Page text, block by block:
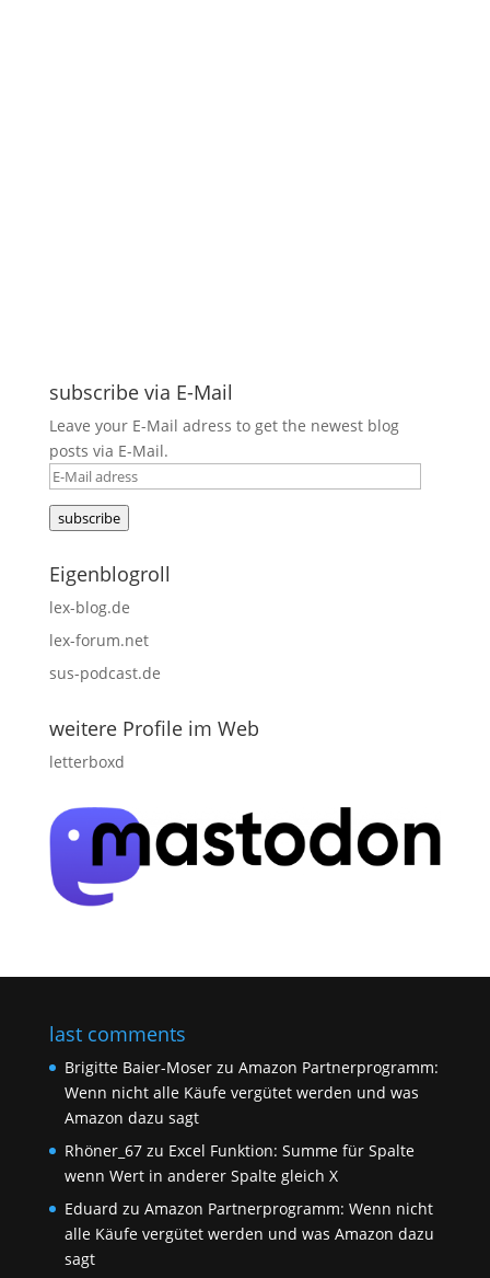
subscribe via E-Mail
Leave your E-Mail adress to get the newest blog
posts via E-Mail.
E-
Mail
adress
subscribe
Eigenblogroll
lex-blog.de
lex-forum.net
sus-podcast.de
weitere Profile im Web
letterboxd
last comments
Brigitte Baier-Moserzu Amazon Partnerprogramm:
Wenn nicht alle Käufe vergütet werden und was
Amazon dazu sagt
Rhöner_67zu Excel Funktion: Summe für Spalte
wenn Wert in anderer Spalte gleich X
Eduard zu Amazon Partnerprogramm: Wenn nicht
alle Käufe vergütet werden und was Amazon dazu
sagt